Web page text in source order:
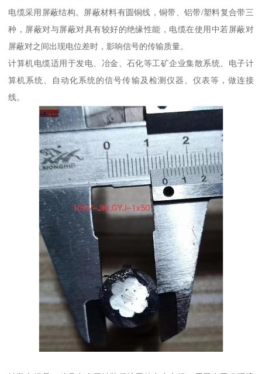
电缆采用屏蔽结构。屏蔽材料有圆铜线，铜带、铝带/塑料复合带三
种，屏蔽对与屏蔽对具有较好的绝缘性能，电缆在使用中若屏蔽对
屏蔽对之间出现电位差时，影响信号的传输质量。
计算机电缆适用于发电、冶金、石化等工矿企业集散系统、电子计
算机系统、自动化系统的信号传输及检测仪器、仪表等，做连接
线。